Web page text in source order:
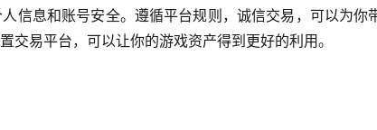
信息和账号安全。遵循平台规则，诚信交易，可以为你
易平台，可以让你的游戏资产得到更好的利用。